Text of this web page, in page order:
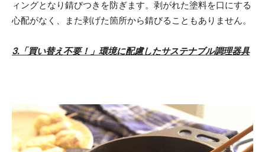
ィングとなり錆びつきを防ぎます。剥がれた塗料を口にする
心配がなく、また剥げた箇所から錆びることもありません。
3.「買い替え不要！」環境に配慮したサステナブル調理器具